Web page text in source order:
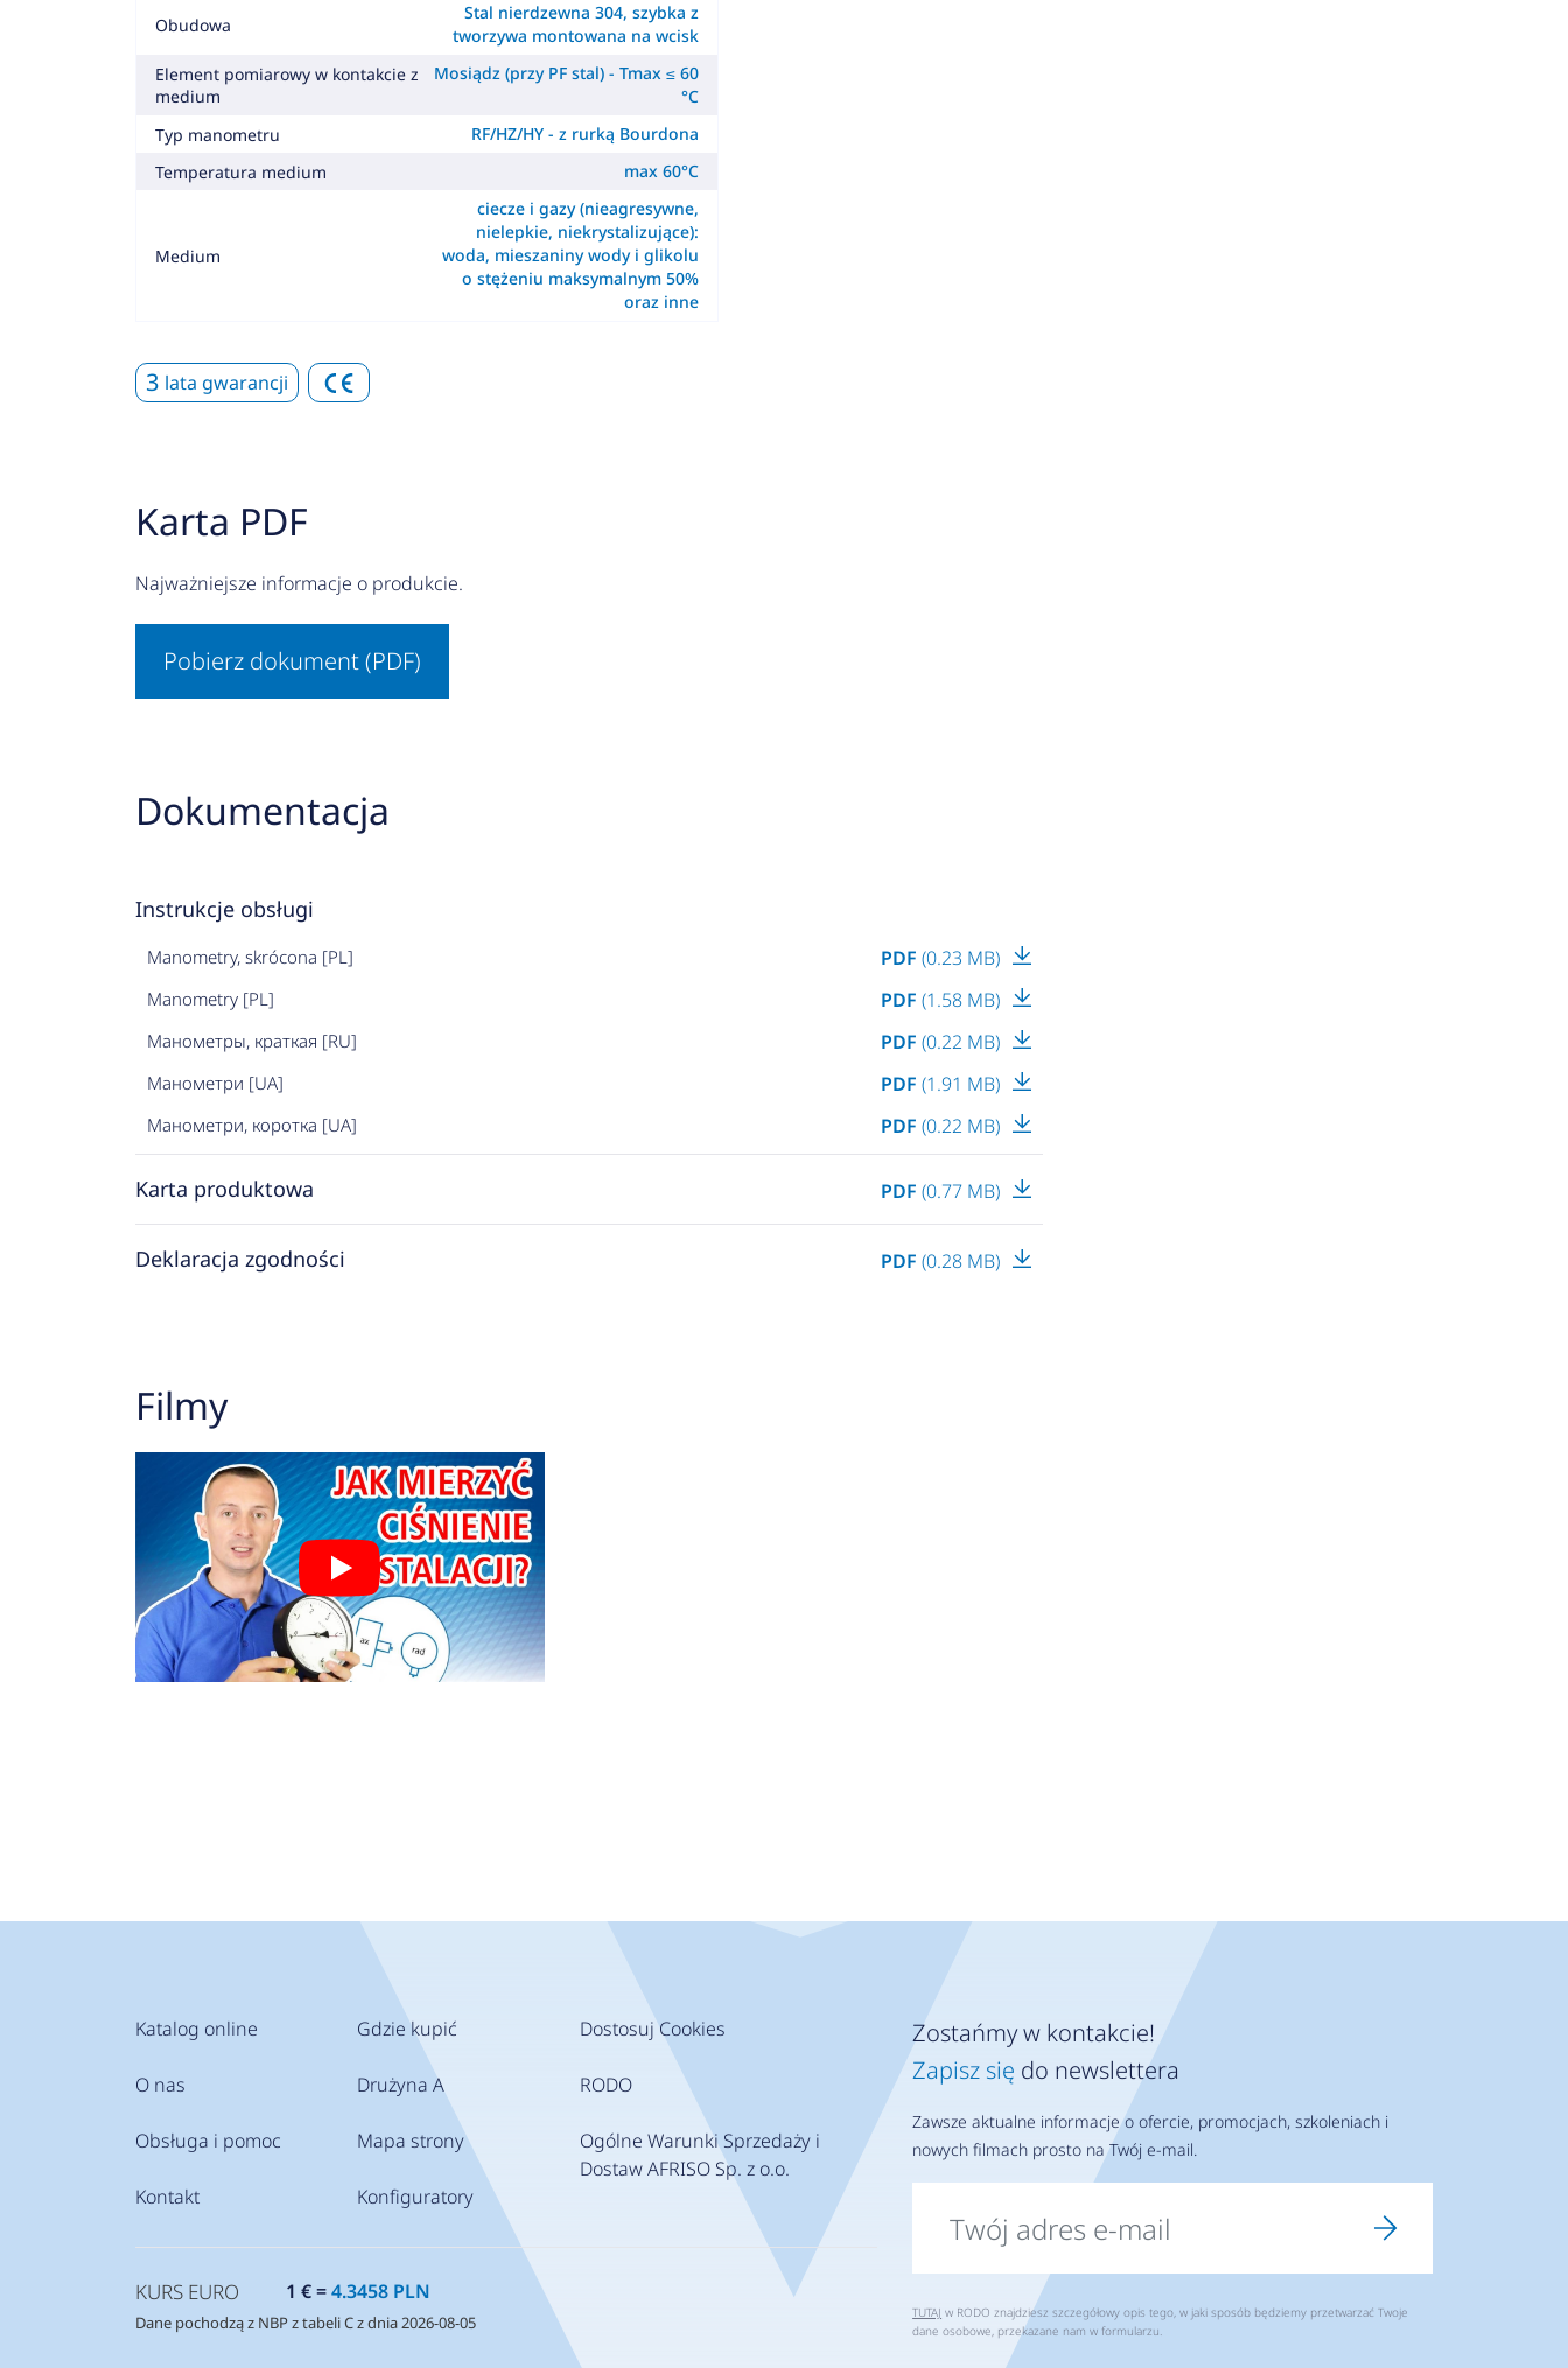
Obudowa
Stal nierdzewna 304, szybka z
tworzywa montowana na wcisk
Element pomiarowy w kontakcie z
medium
Mosiądz (przy PF stal) - Tmax ≤ 60
°C
Typ manometru
RF/HZ/HY - z rurką Bourdona
Temperatura medium
max 60°C
Medium
ciecze i gazy (nieagresywne,
nielepkie, niekrystalizujące):
woda, mieszaniny wody i glikolu
o stężeniu maksymalnym 50%
oraz inne
3 lata gwarancji
Karta PDF
Najważniejsze informacje o produkcie.
Pobierz dokument (PDF)
Dokumentacja
Instrukcje obsługi
Manometry, skrócona [PL] PDF (0.23 MB)
Manometry [PL] PDF (1.58 MB)
Манометры, краткая [RU] PDF (0.22 MB)
Манометри [UA] PDF (1.91 MB)
Манометри, коротка [UA] PDF (0.22 MB)
Karta produktowa PDF (0.77 MB)
Deklaracja zgodności PDF (0.28 MB)
Filmy
Katalog online
O nas
Obsługa i pomoc
Kontakt
Gdzie kupić
Drużyna A
Mapa strony
Konfiguratory
Dostosuj Cookies
RODO
Ogólne Warunki Sprzedaży i
Dostaw AFRISO Sp. z o.o.
Zostańmy w kontakcie!
Zapisz się do newslettera
Zawsze aktualne informacje o ofercie, promocjach, szkoleniach i
nowych filmach prosto na Twój e-mail.
TUTAJ w RODO znajdziesz szczegółowy opis tego, w jaki sposób będziemy przetwarzać Twoje
dane osobowe, przekazane nam w formularzu.
KURS EURO 1 € =4.3458 PLN
Dane pochodzą z NBP z tabeli C z dnia 2026-08-05